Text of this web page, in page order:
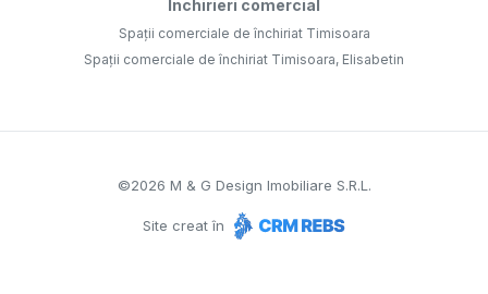
Închirieri comercial
Spații comerciale de închiriat Timisoara
Spații comerciale de închiriat Timisoara, Elisabetin
©2026 M & G Design Imobiliare S.R.L.
Site creat în